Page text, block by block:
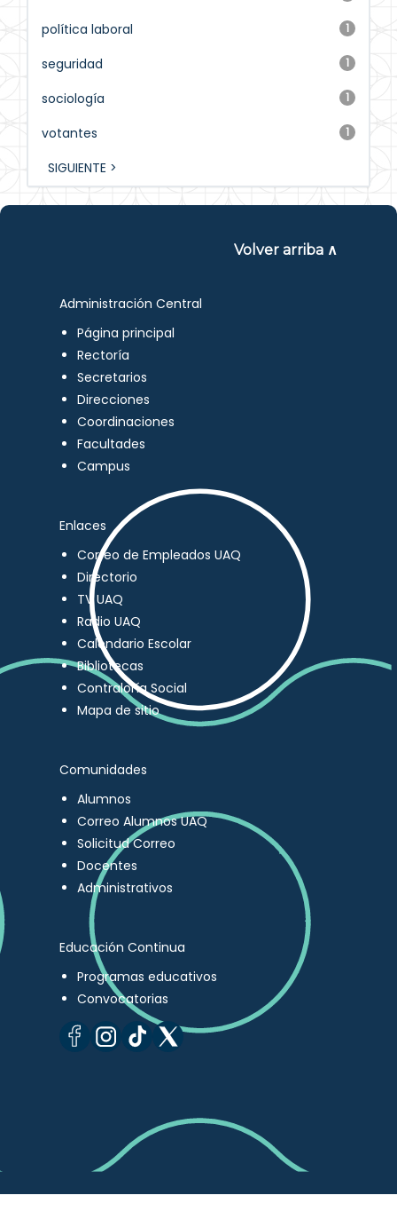
1
política laboral
1
seguridad
1
sociología
1
votantes
SIGUIENTE >
Volver arriba ∧
Administración Central
Página principal
Rectoría
Secretarios
Direcciones
Coordinaciones
Facultades
Campus
Enlaces
Correo de Empleados UAQ
Directorio
TV UAQ
Radio UAQ
Calendario Escolar
Bibliotecas
Contraloría Social
Mapa de sitio
Comunidades
Alumnos
Correo Alumnos UAQ
Solicitud Correo
Docentes
Administrativos
Educación Continua
Programas educativos
Convocatorias